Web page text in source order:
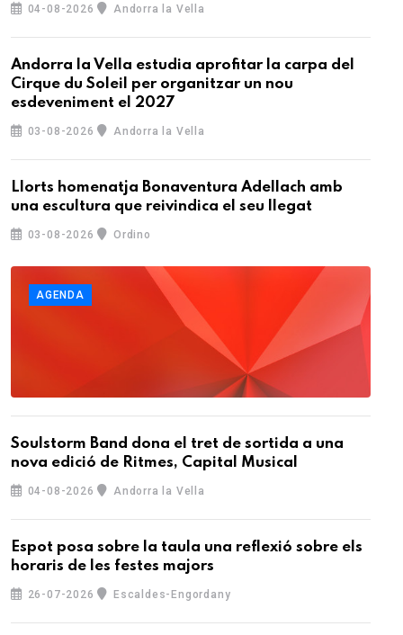
04-08-2026 Andorra la Vella
Andorra la Vella estudia aprofitar la carpa del
Cirque du Soleil per organitzar un nou
esdeveniment el 2027
03-08-2026 Andorra la Vella
Llorts homenatja Bonaventura Adellach amb
una escultura que reivindica el seu llegat
03-08-2026 Ordino
AGENDA
Soulstorm Band dona el tret de sortida a una
nova edició de Ritmes, Capital Musical
04-08-2026 Andorra la Vella
Espot posa sobre la taula una reflexió sobre els
horaris de les festes majors
26-07-2026 Escaldes-Engordany